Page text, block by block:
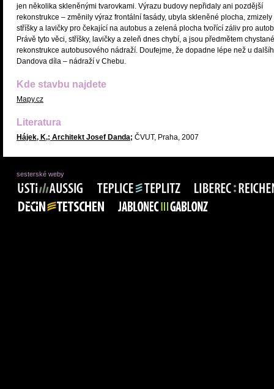
jen několika skleněnými tvarovkami. Výrazu budovy nepřidaly ani pozdější
rekonstrukce – změnily výraz frontální fasády, ubyla skleněné plocha, zmizely
stříšky a lavičky pro čekající na autobus a zelená plocha tvořící záliv pro
Právě tyto věci, stříšky, lavičky a zeleň dnes chybí, a jsou předmětem chystané
rekonstrukce autobusového nádraží. Doufejme, že dopadne lépe než u
Dandova díla – nádraží v Chebu.
Kde stavbu najdete
Mapy.cz
Literatura
Hájek, K,; Architekt Josef Danda; ČVUT, Praha, 2007
sesterské weby